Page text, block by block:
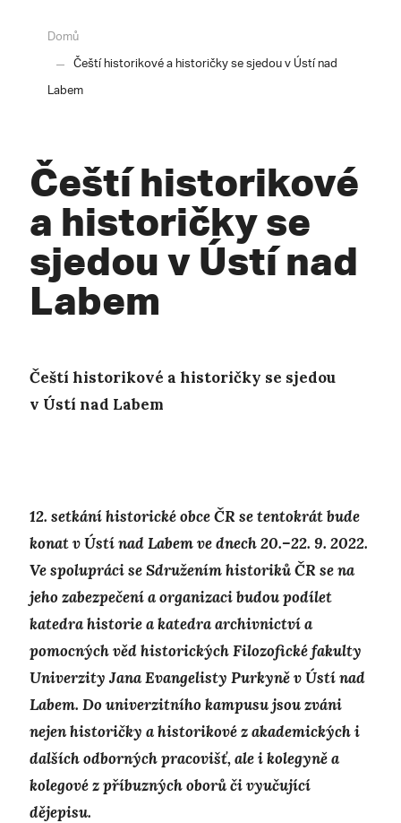
Domů
Čeští historikové a historičky se sjedou v Ústí nad
Labem
Čeští historikové
a historičky se
sjedou v Ústí nad
Labem
Čeští historikové a historičky se sjedou
v Ústí nad Labem
12. setkání historické obce ČR se tentokrát bude
konat v Ústí nad Labem ve dnech 20.–22. 9. 2022.
Ve spolupráci se Sdružením historiků ČR se na
jeho zabezpečení a organizaci budou podílet
katedra historie a katedra archivnictví a
pomocných věd historických Filozofické fakulty
Univerzity Jana Evangelisty Purkyně v Ústí nad
Labem. Do univerzitního kampusu jsou zváni
nejen historičky a historikové z akademických i
dalších odborných pracovišť, ale i kolegyně a
kolegové z příbuzných oborů či vyučující
dějepisu.